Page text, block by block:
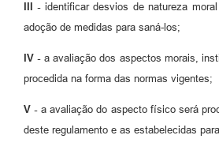
III -identificar desvios de natureza
adoção de medidas para saná-los;
IV -a avaliação dos aspectos morais,
procedida na forma das normas vigentes;
V -a avaliação do aspecto físico será
deste regulamento e as estabelecidas